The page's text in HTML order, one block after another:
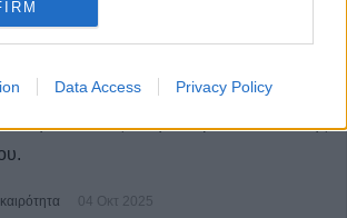
Data Access Privacy Policy
10) +Φωτο
το απόγευμα του Σαββάτου 4
04 Οκτ 2025